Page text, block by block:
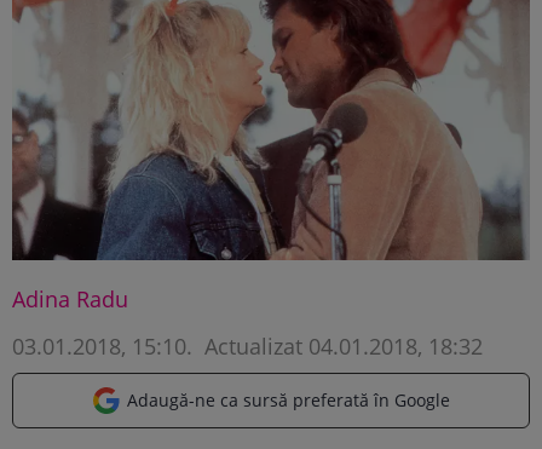
Adina Radu
03.01.2018, 15:10. Actualizat 04.01.2018, 18:32
Adaugă-ne ca sursă preferată în Google